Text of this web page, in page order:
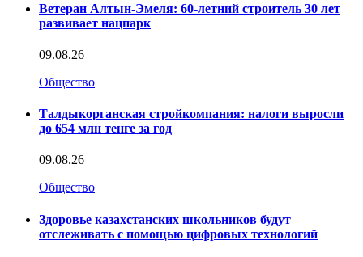
Ветеран Алтын-Эмеля: 60-летний строитель 30 лет
развивает нацпарк
09.08.26
Общество
Талдыкорганская стройкомпания: налоги выросли
до 654 млн тенге за год
09.08.26
Общество
Здоровье казахстанских школьников будут
отслеживать с помощью цифровых технологий